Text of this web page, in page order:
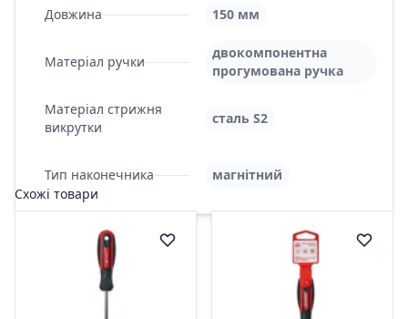
Довжина 150 мм
Матеріал ручки
двокомпонентна
прогумована ручка
Матеріал стрижня
викрутки
сталь S2
Тип наконечника
магнітний
Схожі товари